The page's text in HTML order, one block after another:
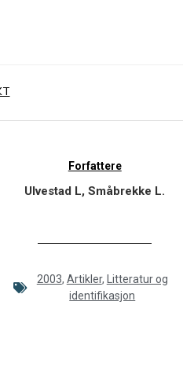
Forfattere
Ulvestad L, Småbrekke L.
2003, Artikler,
Litteratur og
identifikasjon